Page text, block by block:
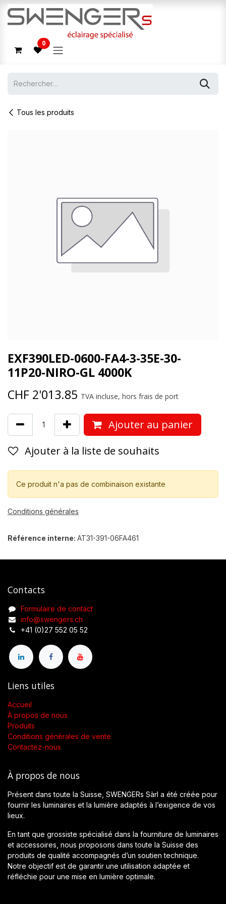
Se rendre au contenu
0
Tous les produits
EXF390LED-0600-FA4-3-35E-30-
11P20-NIRO-GL 4000K
CHF 2'013.85 TVA incluse, hors frais de port
Ajouter au panier
Ajouter à la liste de souhaits
Ce produit n'a pas de combinaison existante
Conditions générales
Référence interne: AT31-391-06FA461
Contacts
Formulaire de contact
info@swengers.ch
+41 (0)27 552 05 52
Liens utiles
Accueil
À propos de nous
Produits
Conditions générales de vente
Contactez-nous
À propos de nous
Présent dans toute la Suisse, SWENGERs Sàrl a été créée pour
fournir les luminaires et la lumière adaptés à l’exigence de vos
lieux.
En tant que grossiste spécialisé dans la fourniture de luminaires
et accessoires, nous proposons dans toute la Suisse des
produits de qualité accompagnés d’un soutien technique.
Notre objectif est de garantir une utilisation adaptée et
réfléchie pour une mise en lumière optimale.